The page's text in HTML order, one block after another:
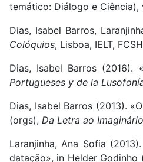
temático: Diálogo e Ciência),
Dias, Isabel Barros,
Colóquios, Lisboa, IELT,
Dias, Isabel Barros (2016).
Portugueses y de la
Dias, Isabel Barros (2013).
(orgs), Da Letra ao
Laranjinha, Ana Sofia
datação», in Helder Godinho